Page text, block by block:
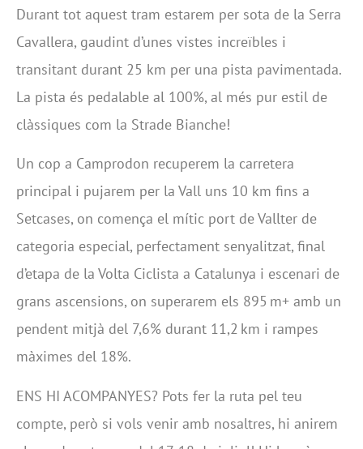
Durant tot aquest tram estarem per sota de la Serra
Cavallera, gaudint d’unes vistes increïbles i
transitant durant 25 km per una pista pavimentada.
La pista és pedalable al 100%, al més pur estil de
clàssiques com la Strade Bianche!
Un cop a Camprodon recuperem la carretera
principal i pujarem per la Vall uns 10 km fins a
Setcases, on comença el mític port de Vallter de
categoria especial, perfectament senyalitzat, final
d’etapa de la Volta Ciclista a Catalunya i escenari de
grans ascensions, on superarem els 895 m+ amb un
pendent mitjà del 7,6% durant 11,2 km i rampes
màximes del 18%.
ENS HI ACOMPANYES? Pots fer la ruta pel teu
compte, però si vols venir amb nosaltres, hi anirem